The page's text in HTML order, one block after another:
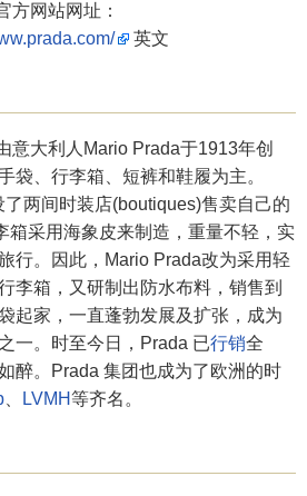
方网站网址：
英文
意大利人Mario Prada于1913年创
袋、行李箱、短裤和鞋履为主。
两间时装店(boutiques)售卖自己的
箱采用海象皮来制造，重量不轻，实
行。因此，Mario Prada改为采用轻
李箱，又研制出防水布料，销售到
起家，一直蓬勃发展及扩张，成为
一。时至今日，Prada 已行销全
醉。Prada 集团也成为了欧洲的时
LVMH等齐名。